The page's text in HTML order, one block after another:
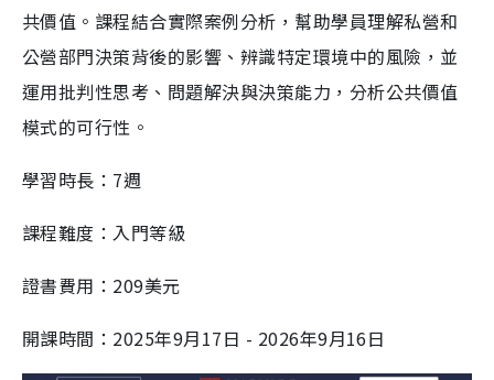
共價值。課程結合實際案例分析，幫助學員理解私營和
公營部門決策背後的影響、辨識特定環境中的風險，並
運用批判性思考、問題解決與決策能力，分析公共價值
模式的可行性。
學習時長：7週
課程難度：入門等級
證書費用：209美元
開課時間：2025年9月17日 - 2026年9月16日